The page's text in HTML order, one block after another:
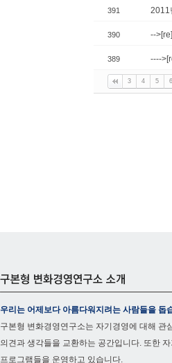
391 2011
390 --
389 ----
3 4 5 6
우리는 어제보다 아름다워지려는 사람들을 돕
구본형 변화경영연구소는 자기경영에 대해 관
의견과 생각들을 교환하는 공간입니다. 또한
프로그램들을 운영하고 있습니다.